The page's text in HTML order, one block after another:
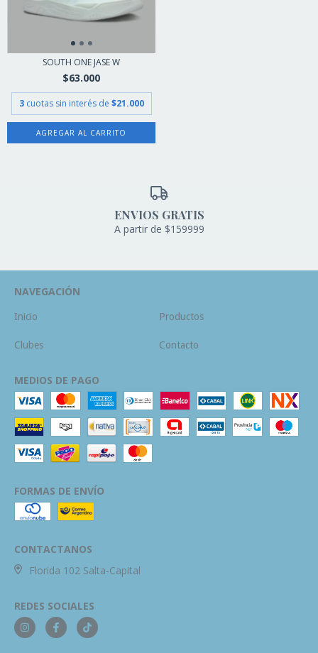
SOUTH ONE JASE W
$63.000
3 cuotas sin interés de $21.000
AGREGAR AL CARRITO
ENVIOS GRATIS
A partir de $159999
NAVEGACIÓN
Inicio Productos
Clubes Contacto
MEDIOS DE PAGO
FORMAS DE ENVÍO
CONTACTANOS
Florida 102 Salta-Capital
REDES SOCIALES